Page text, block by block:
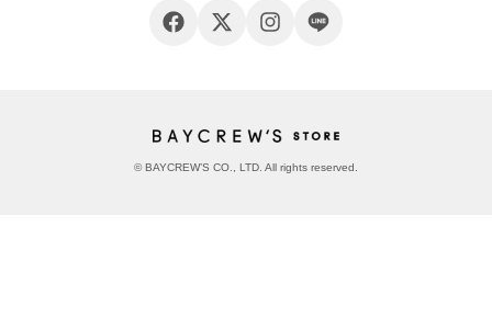
© BAYCREW’S CO., LTD. All rights reserved.